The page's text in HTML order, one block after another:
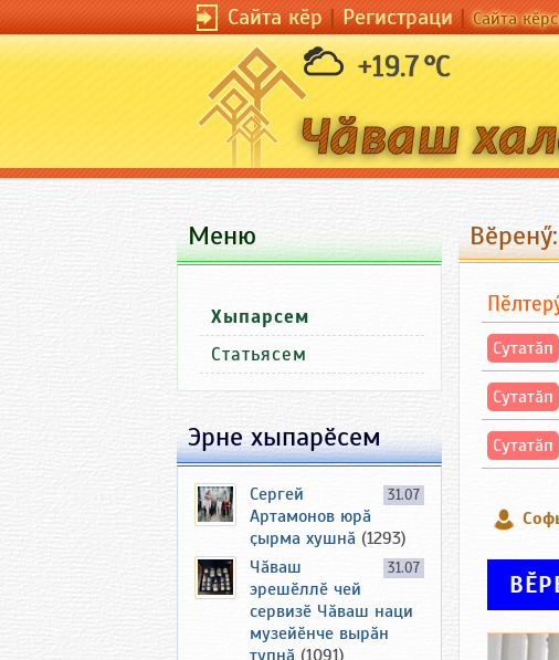
Сайта кӗр|Регистраци|Сайта
+19.7 °C
Сутатӑп
Сутатӑп
Сутатӑп
Меню
Хыпарсем
Статьясем
Эрне хыпарӗсем
31.07
Сергей
Артамонов юрӑ
ҫырма хушнӑ (1293)
31.07
Чӑваш
эрешӗллӗ чей
сервизӗ Чӑваш наци
музейӗнче вырӑн
тупнӑ (1091)